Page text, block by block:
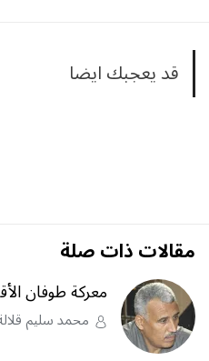
قد يعجبك ايضا
مقالات ذات صلة
معركة طوفان
محمد سليم